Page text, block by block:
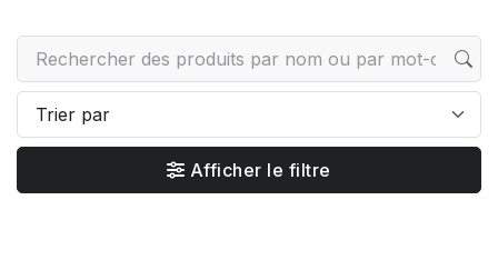
Afficher le filtre